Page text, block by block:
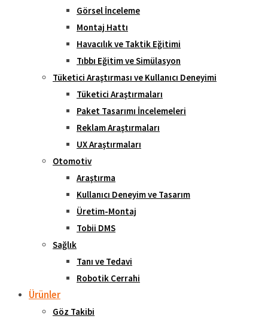
Görsel İnceleme
Montaj Hattı
Havacılık ve Taktik Eğitimi
Tıbbı Eğitim ve Simülasyon
Tüketici Araştırması ve Kullanıcı Deneyimi
Tüketici Araştırmaları
Paket Tasarımı İncelemeleri
Reklam Araştırmaları
UX Araştırmaları
Otomotiv
Araştırma
Kullanıcı Deneyim ve Tasarım
Üretim-Montaj
Tobii DMS
Sağlık
Tanı ve Tedavi
Robotik Cerrahi
Ürünler
Göz Takibi